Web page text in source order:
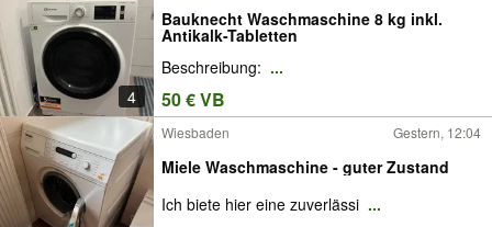
4
Bauknecht Waschmaschine 8 kg inkl.
Antikalk-Tabletten
Beschreibung: ...
50 € VB
Wiesbaden Gestern, 12:04
Miele Waschmaschine - guter Zustand
Ich biete hier eine zuverlässi ...